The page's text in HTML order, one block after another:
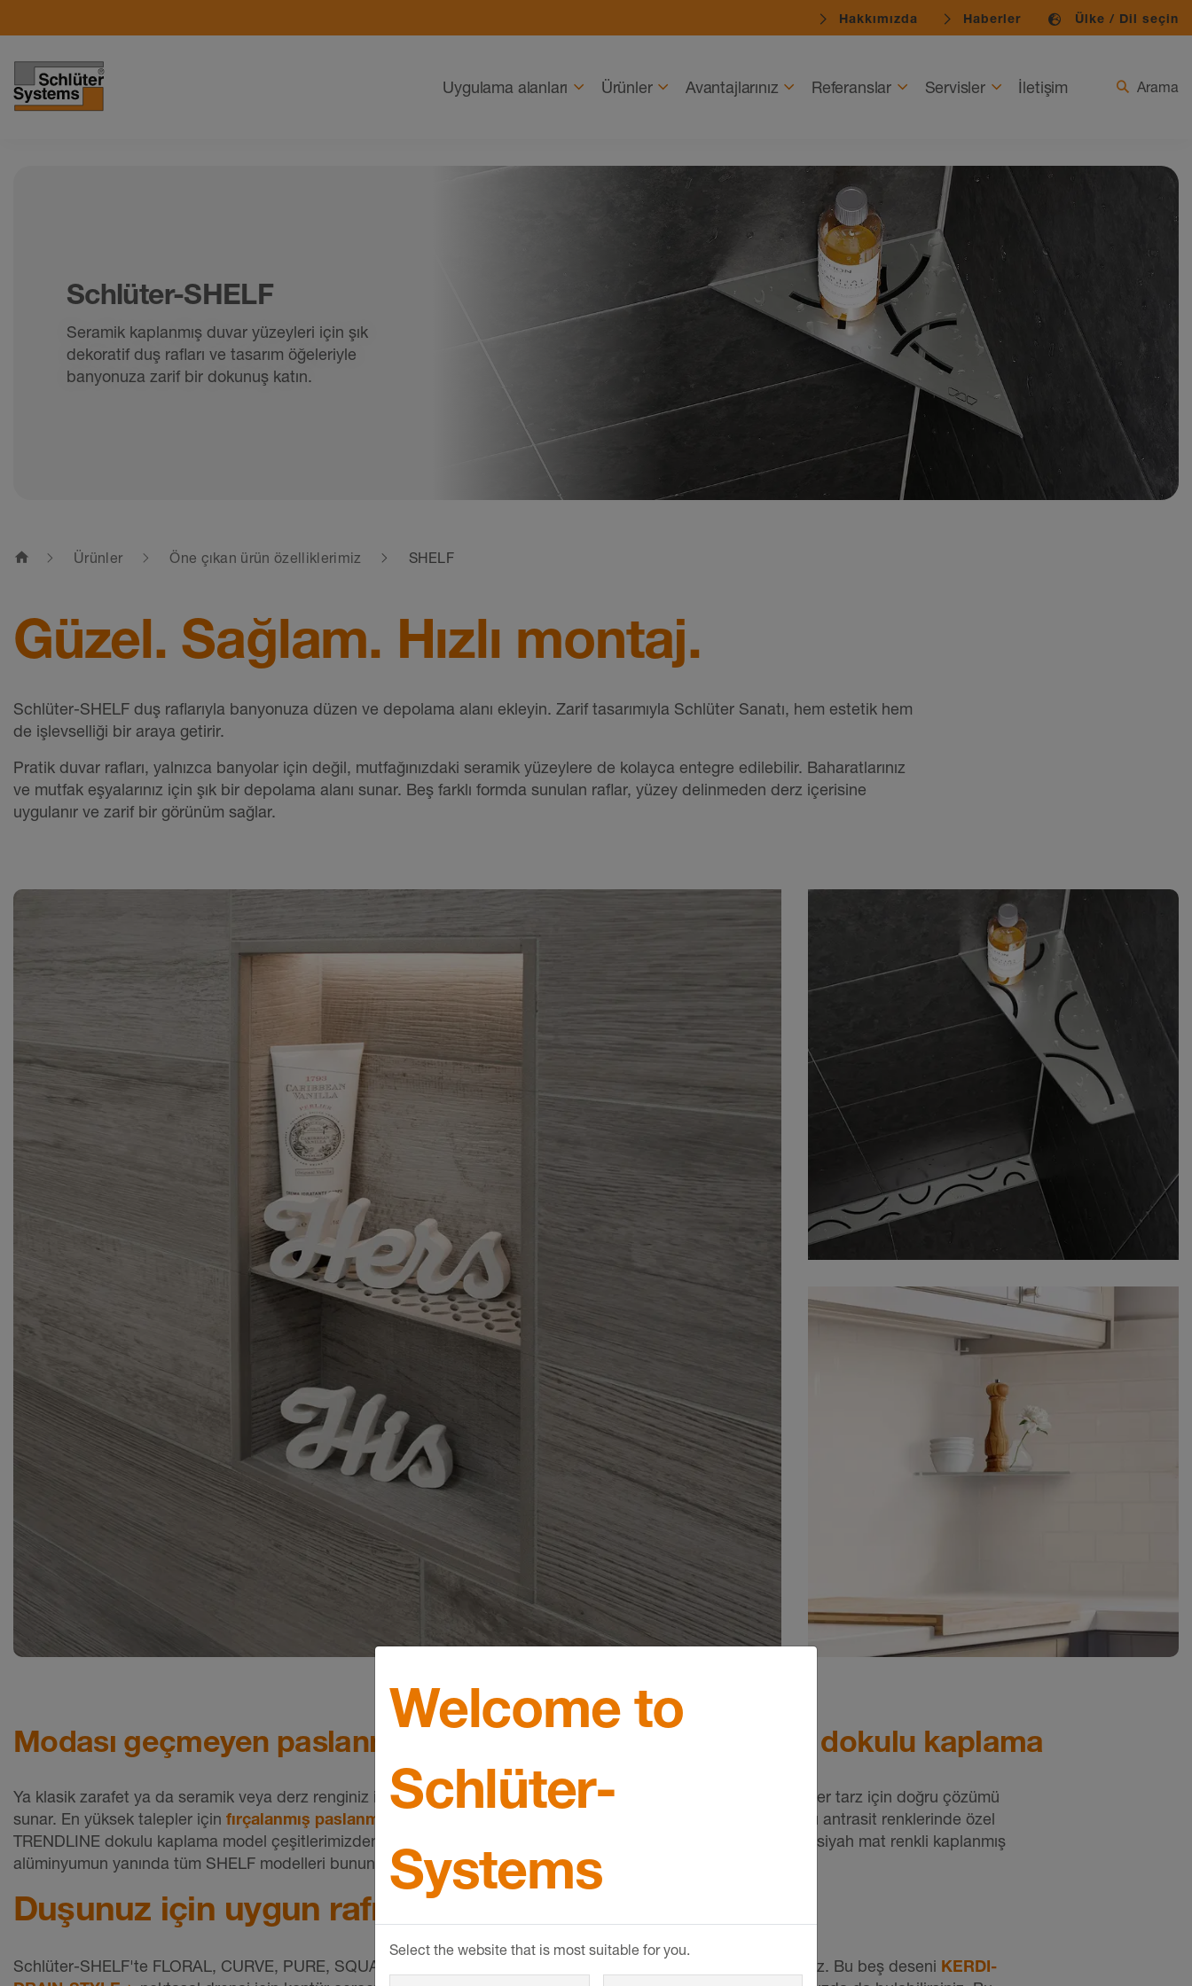
Hakkımızda Haberler Ülke / Dil seçin
Uygulama alanları Ürünler Avantajlarınız Referanslar Servisler İletişim Arama
Schlüter-SHELF
Seramik kaplanmış duvar yüzeyleri için şık
dekoratif duş rafları ve tasarım öğeleriyle
banyonuza zarif bir dokunuş katın.
home Ürünler Öne çıkan ürün özelliklerimiz SHELF
Güzel. Sağlam. Hızlı montaj.
Schlüter-SHELF duş raflarıyla banyonuza düzen ve depolama alanı ekleyin. Zarif tasarımıyla Schlüter Sanatı, hem estetik hem
de işlevselliği bir araya getirir.
Pratik duvar rafları, yalnızca banyolar için değil, mutfağınızdaki seramik yüzeylere de kolayca entegre edilebilir. Baharatlarınız
ve mutfak eşyalarınız için şık bir depolama alanı sunar. Beş farklı formda sunulan raflar, yüzey delinmeden derz içerisine
uygulanır ve zarif bir görünüm sağlar.
Hemzemin duş için zarif sistem çözümü
– SHELF-E-S3 duş rafımız KERDI-LINE
duş oluğu kombinasyonuyla, her biri
CURVE tasarım varyantında fırçalanmış
Sadece duş alanında bir akıllı çözüm
değil – SHELF-E-S1 bir mutfağın seramik
şeridine entegre edilmiş pratik ve şık
Modası geçmeyen paslanmaz çelik görüntüsü ya da trend dokulu kaplama
Ya klasik zarafet ya da seramik veya derz renginiz ile kombine renkte – çeşitli malzemelerdeki SHELF raflarımız her tarz için doğru çözümü
sunar. En yüksek talepler için fırçalanmış paslanmaz çelik
veya fildişi, krem, taş grisi, bej gri, bronz veya koyu antrasit renklerinde özel
TRENDLINE dokulu kaplama model çeşitlerimizden birini seçin. Modası geçmeyen zarif parlak beyaz veya grafit siyah mat renkli kaplanmış
alüminyumun yanında tüm SHELF modelleri bunun dışında MyDesignRAL renkleriyle
Duşunuz için uygun rafı seçiniz
Schlüter-SHELF'te FLORAL, CURVE, PURE, SQUARE veya WAVE tasarım çeşitleri arasından seçim yapabilirsiniz. Bu beş deseni KERDI-
Welcome to
Schlüter-
Systems
Select the website that is most suitable for you.